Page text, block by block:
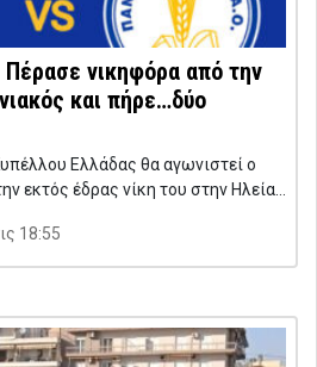
νικηφόρα από την
και πήρε…δύο
Ελλάδας θα αγωνιστεί ο
εκτός έδρας νίκη του στην Ηλεία…
18:55